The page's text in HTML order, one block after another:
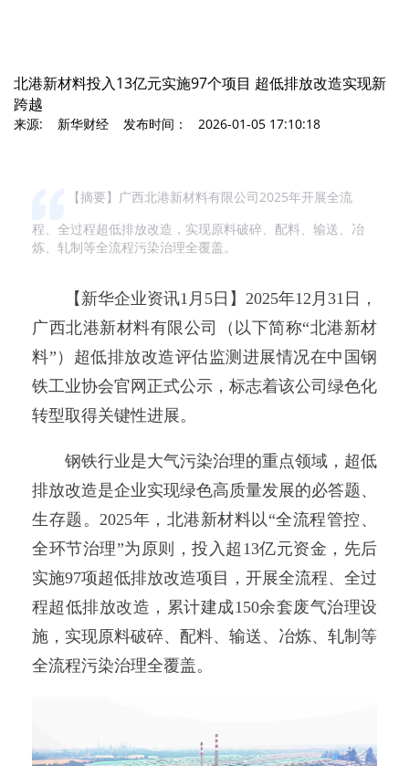
北港新材料投入13亿元实施97个项目 超低排放改造实现新
跨越
来源: 新华财经 发布时间： 2026-01-05 17:10:18
【摘要】广西北港新材料有限公司2025年开展全流
程、全过程超低排放改造，实现原料破碎、配料、输送、冶
炼、轧制等全流程污染治理全覆盖。
【新华企业资讯1月5日】2025年12月31日，
广西北港新材料有限公司（以下简称“北港新材
料”）超低排放改造评估监测进展情况在中国钢
铁工业协会官网正式公示，标志着该公司绿色化
转型取得关键性进展。
钢铁行业是大气污染治理的重点领域，超低
排放改造是企业实现绿色高质量发展的必答题、
生存题。2025年，北港新材料以“全流程管控、
全环节治理”为原则，投入超13亿元资金，先后
实施97项超低排放改造项目，开展全流程、全过
程超低排放改造，累计建成150余套废气治理设
施，实现原料破碎、配料、输送、冶炼、轧制等
全流程污染治理全覆盖。